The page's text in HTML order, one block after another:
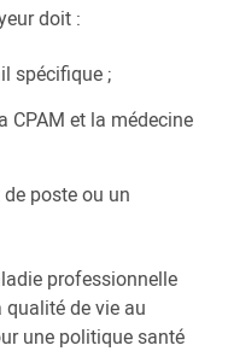
doit :
spécifique ;
CPAM et la médecine
poste ou un
professionnelle
qualité de vie au
une politique santé